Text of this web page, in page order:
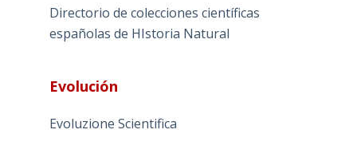
Directorio de colecciones científicas
españolas de HIstoria Natural
Evolución
Evoluzione Scientifica